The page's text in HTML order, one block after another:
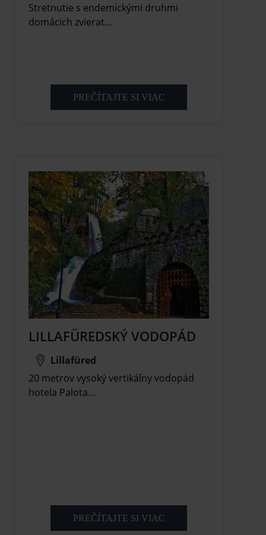
Stretnutie s endemickými druhmi
domácich zvierat…
PREČÍTAJTE SI VIAC
LILLAFÜREDSKÝ VODOPÁD
Lillafüred
20 metrov vysoký vertikálny vodopád
hotela Palota…
PREČÍTAJTE SI VIAC